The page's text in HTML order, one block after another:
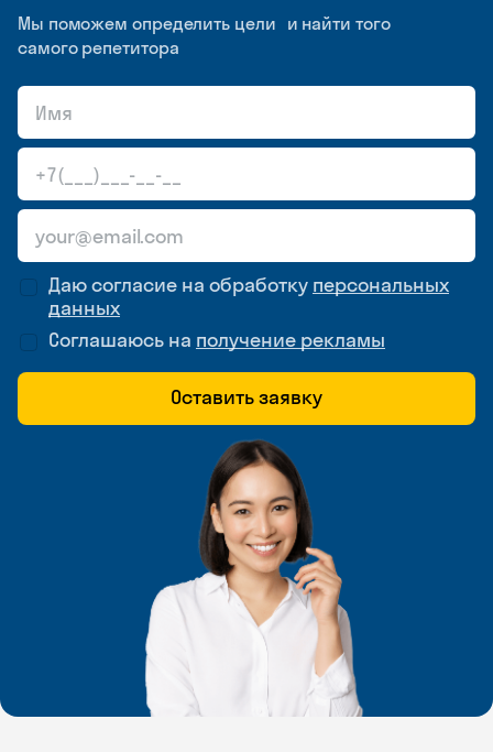
Мы поможем определить цели и найти того
самого репетитора
Даю согласие на обработку персональных
данных
Соглашаюсь на получение рекламы
Оставить заявку